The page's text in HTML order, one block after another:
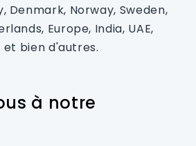
Denmark, Norway, Sweden,
Europe, India, UAE,
et bien d'autres.
à notre